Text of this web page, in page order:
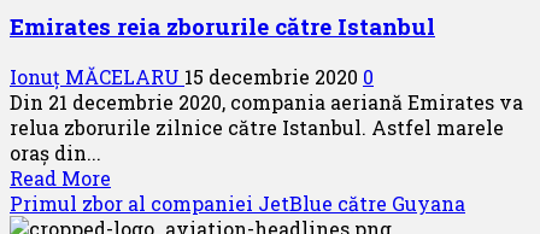
o
pasagerilor
de
Ziua
a
Qatarului
Emirates reia zborurile către Istanbul
Ionuț MĂCELARU 15 decembrie 2020 0
Din 21 decembrie 2020, compania aeriană Emirates va
relua zborurile zilnice către Istanbul. Astfel marele
oraș din...
Read More
more
about
Primul zbor al companiei JetBlue către Guyana